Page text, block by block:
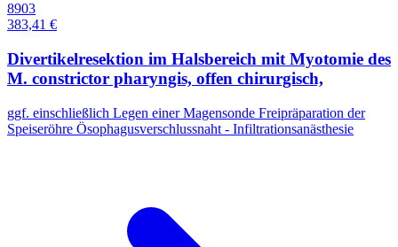
8903
383,41 €
Divertikelresektion im Halsbereich mit Myotomie des
M. constrictor pharyngis, offen chirurgisch,
ggf. einschließlich Legen einer Magensonde Freipräparation der
Speiseröhre Ösophagusverschlussnaht - Infiltrationsanästhesie